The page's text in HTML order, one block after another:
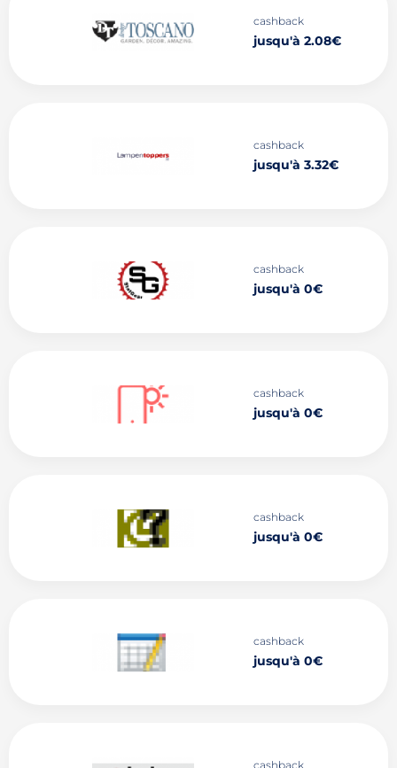
cashback
jusqu'à 2.08€
cashback
jusqu'à 3.32€
cashback
jusqu'à 0€
cashback
jusqu'à 0€
cashback
jusqu'à 0€
cashback
jusqu'à 0€
cashback